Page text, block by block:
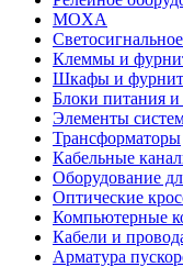
MOXA
Клеммы и
Шкафы и
Блоки питания и
Элементы
Трансформаторы
Кабельные
Оборудование
Оптические
Компьютерные
Кабели и
Арматура